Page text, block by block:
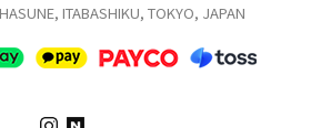
ITABASHIKU, TOKYO, JAPAN